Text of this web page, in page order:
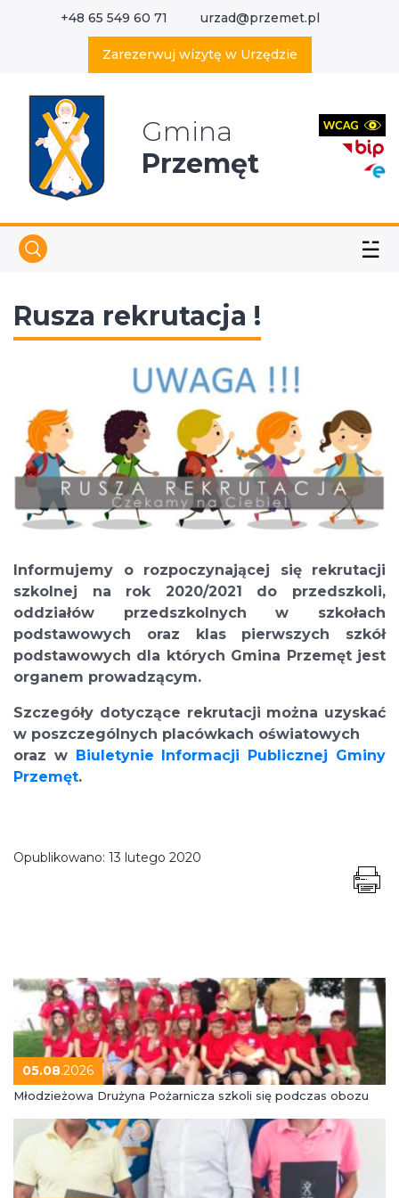
+48 65 549 60 71 urzad@przemet.pl
Zarezerwuj wizytę w Urzędzie
Gmina
Przemęt
☱
Rusza rekrutacja !
Informujemy o rozpoczynającej się rekrutacji
szkolnej na rok 2020/2021 do przedszkoli,
oddziałów przedszkolnych w szkołach
podstawowych oraz klas pierwszych szkół
podstawowych dla których Gmina Przemęt jest
organem prowadzącym.
Szczegóły dotyczące rekrutacji można uzyskać
w poszczególnych placówkach oświatowych
oraz w Biuletynie Informacji Publicznej Gminy
Przemęt.
Opublikowano: 13 lutego 2020
05.08.2026
Młodzieżowa Drużyna Pożarnicza szkoli się podczas obozu
Wyszukaj w serwisie